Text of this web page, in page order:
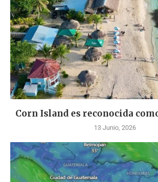
Corn Island es reconocida
13 Junio, 2026